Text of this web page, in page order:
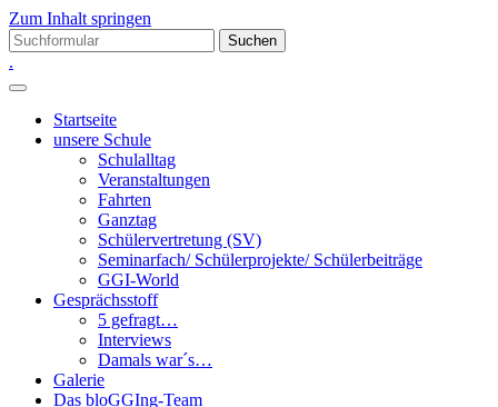
Zum Inhalt springen
Suchen
nach:
.
Startseite
unsere Schule
Schulalltag
Veranstaltungen
Fahrten
Ganztag
Schülervertretung (SV)
Seminarfach/ Schülerprojekte/ Schülerbeiträge
GGI-World
Gesprächsstoff
5 gefragt…
Interviews
Damals war´s…
Galerie
Das bloGGIng-Team